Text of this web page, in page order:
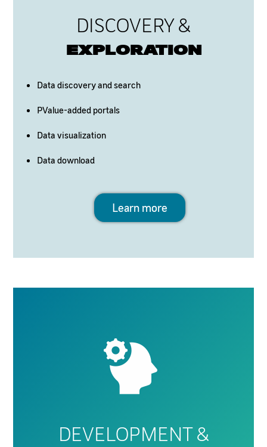
DISCOVERY &
EXPLORATION
Data discovery and search
PValue-added portals
Data visualization
Data download
Learn more
DEVELOPMENT &